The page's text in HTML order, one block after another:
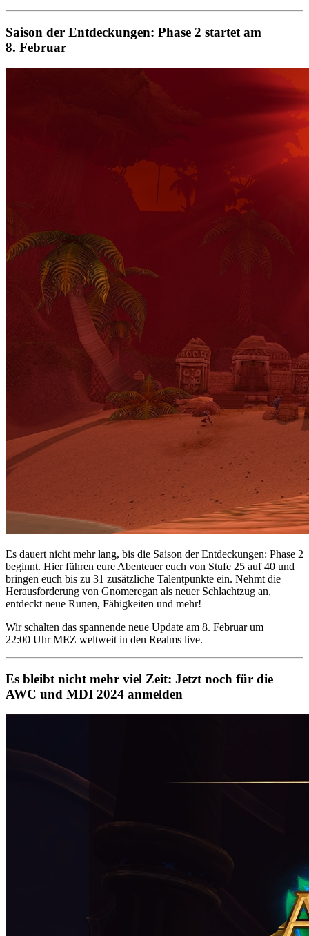
Saison der Entdeckungen: Phase 2 startet am
8. Februar
Es dauert nicht mehr lang, bis die Saison der Entdeckungen: Phase 2
beginnt. Hier führen eure Abenteuer euch von Stufe 25 auf 40 und
bringen euch bis zu 31 zusätzliche Talentpunkte ein. Nehmt die
Herausforderung von Gnomeregan als neuer Schlachtzug an,
entdeckt neue Runen, Fähigkeiten und mehr!
Wir schalten das spannende neue Update am 8. Februar um
22:00 Uhr MEZ weltweit in den Realms live.
Es bleibt nicht mehr viel Zeit: Jetzt noch für die
AWC und MDI 2024 anmelden